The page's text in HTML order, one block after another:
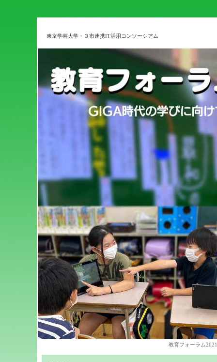
東京学芸大学・３市連携IT活用コンソーシアム
教育フォーラム